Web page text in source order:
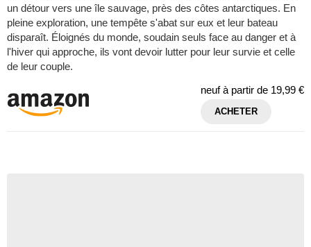
un détour vers une île sauvage, près des côtes antarctiques. En
pleine exploration, une tempête s'abat sur eux et leur bateau
disparaît. Éloignés du monde, soudain seuls face au danger et à
l'hiver qui approche, ils vont devoir lutter pour leur survie et celle
de leur couple.
neuf à partir de 19,99 €
ACHETER